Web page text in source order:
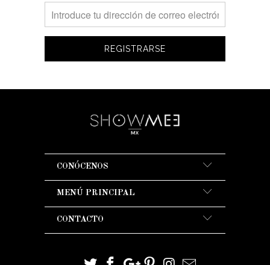
CONÓCENOS
MENÚ PRINCIPAL
CONTACTO